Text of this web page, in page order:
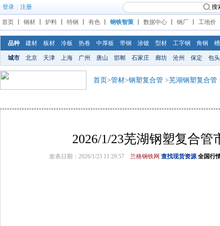
登录 注册 搜
首页 钢材 炉料 特钢 有色 钢铁智策 数据中心 钢厂 工地价
品种 建材 板材 冷板 热卷 中厚板 带钢 涂镀 型材 工字钢 角钢
城市 北京 天津 上海 广州 唐山 邯郸 石家庄 廊坊 沧州 保定 包头
首页>管材>钢塑复合管 >芜湖钢塑复合管
2026/1/23芜湖钢塑复合管
发表日期：2026/1/23 11:29:57 兰格钢铁网 查找现货资源 全国行